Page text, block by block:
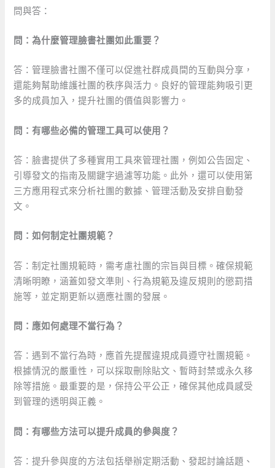
問與答：
問：為什麼管理臉書社團如此重要？
答：管理臉書社團不僅可以促進社群成員間的互動與分享，
還能夠幫助維護社團的秩序與活力。良好的管理能夠吸引更
多的成員加入，提升社團的價值與影響力。
問：有哪些必備的管理工具可以使用？
答：臉書提供了多種實用工具來管理社團，例如公告固定、
引導發文的指南及關鍵字過濾等功能。此外，還可以使用第
三方應用程式來分析社團的數據、管理活動及安排自動發
文。
問：如何制定社團規範？
答：制定社團規範時，需考慮社團的宗旨與目標。確保規範
清晰明瞭，涵蓋如發文準則、行為規範及違反規則的懲罰措
施等，並定期更新以適應社團的發展。
問：應如何處理不當行為？
答：遇到不當行為時，應首先提醒違規成員遵守社團規範。
根據情況的嚴重性，可以採取刪除貼文、暫時封禁或永久移
除等措施。最重要的是，保持公平公正，確保其他成員感受
到管理的透明與正義。
問：有哪些方法可以提升成員的參與度？
答：提升參與度的方法包括舉辦定期活動、發起討論話題、